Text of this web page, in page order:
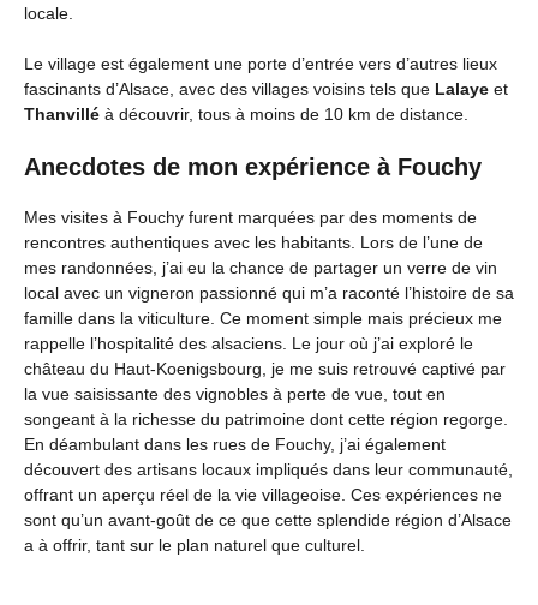
locale.
Le village est également une porte d’entrée vers d’autres lieux
fascinants d’Alsace, avec des villages voisins tels que Lalaye et
Thanvillé à découvrir, tous à moins de 10 km de distance.
Anecdotes de mon expérience à Fouchy
Mes visites à Fouchy furent marquées par des moments de
rencontres authentiques avec les habitants. Lors de l’une de
mes randonnées, j’ai eu la chance de partager un verre de vin
local avec un vigneron passionné qui m’a raconté l’histoire de sa
famille dans la viticulture. Ce moment simple mais précieux me
rappelle l’hospitalité des alsaciens. Le jour où j’ai exploré le
château du Haut-Koenigsbourg, je me suis retrouvé captivé par
la vue saisissante des vignobles à perte de vue, tout en
songeant à la richesse du patrimoine dont cette région regorge.
En déambulant dans les rues de Fouchy, j’ai également
découvert des artisans locaux impliqués dans leur communauté,
offrant un aperçu réel de la vie villageoise. Ces expériences ne
sont qu’un avant-goût de ce que cette splendide région d’Alsace
a à offrir, tant sur le plan naturel que culturel.